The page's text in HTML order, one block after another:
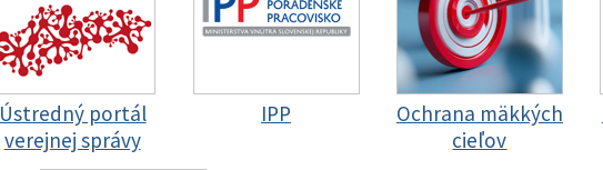
Ústredný portál
verejnej správy
IPP
Ochrana mäkkých
cieľov